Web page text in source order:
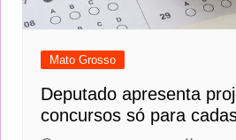
Mato Grosso
Deputado apresenta
concursos só para